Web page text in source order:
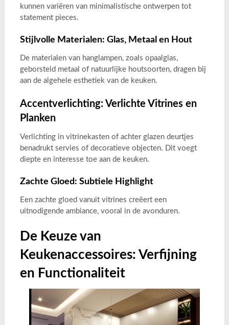
kunnen variëren van minimalistische ontwerpen tot
statement pieces.
Stijlvolle Materialen: Glas, Metaal en Hout
De materialen van hanglampen, zoals opaalglas,
geborsteld metaal of natuurlijke houtsoorten, dragen bij
aan de algehele esthetiek van de keuken.
Accentverlichting: Verlichte Vitrines en
Planken
Verlichting in vitrinekasten of achter glazen deurtjes
benadrukt servies of decoratieve objecten. Dit voegt
diepte en interesse toe aan de keuken.
Zachte Gloed: Subtiele Highlight
Een zachte gloed vanuit vitrines creëert een
uitnodigende ambiance, vooral in de avonduren.
De Keuze van
Keukenaccessoires: Verfijning
en Functionaliteit